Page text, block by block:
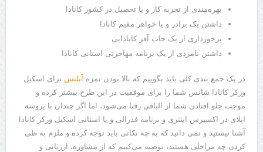
بهره‌مندی از تجربه کار و یا تحصیل در کشور کانادا
داشتن یک برادر و یا خواهر مقیم کانادا
برخورداری از یک جاب آفر کانادایی
داشتن نامزدی از یک برنامه مهاجرتی استانی کانادا
در یک جمع بندی کلی باید بگوییم که بالا بودن نمره آیلتس برای اسکیل
ورکر کانادا شانس شما را برای موفقیت در این طرح بیشتر کرده و
موجب جلو افتادن شما از الباقی رقبا می‌شود، اما اگر چندان با پروسه
اپلای در اکسپرس اینتری و برنامه فدرالی و یا استانی اسکیل ورکر کانادا
آشنا نیستید و نمی دانید که به چه نکاتی باید توجه کرده و ملزم به طی
کردن چه مراحلی هستید، توصیه می‌کنیم که از مشاوره، ارزیابی و